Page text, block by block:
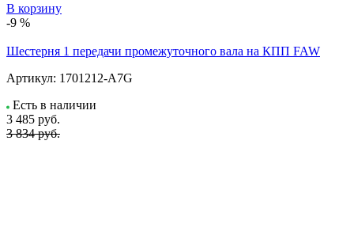
В корзину
-9 %
Шестерня 1 передачи промежуточного вала на КПП FAW
Артикул: 1701212-A7G
Есть в наличии
3 485 руб.
3 834 руб.